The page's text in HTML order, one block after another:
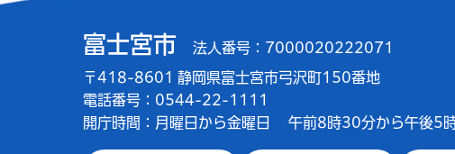
富士宮市 法人番号：7000020222071
〒418-8601 静岡県富士宮市弓沢町150番地
電話番号：0544-22-1111
開庁時間： 月曜日から金曜日 午前8時30分から午後5